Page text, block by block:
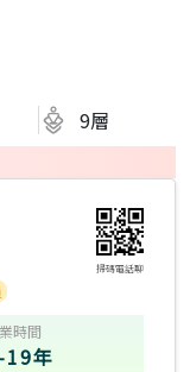
9層
掃碼電話聊
時間
年